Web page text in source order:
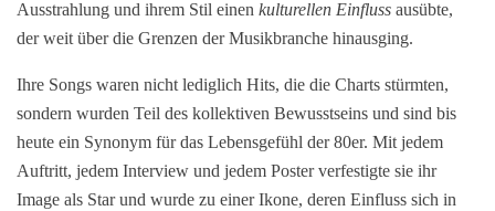
Ausstrahlung und ihrem Stil einen kulturellen Einfluss ausübte,
der weit über die Grenzen der Musikbranche hinausging.
Ihre Songs waren nicht lediglich Hits, die die Charts stürmten,
sondern wurden Teil des kollektiven Bewusstseins und sind bis
heute ein Synonym für das Lebensgefühl der 80er. Mit jedem
Auftritt, jedem Interview und jedem Poster verfestigte sie ihr
Image als Star und wurde zu einer Ikone, deren Einfluss sich in